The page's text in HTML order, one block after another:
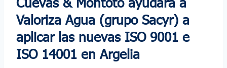
Valoriza Agua (grupo Sacyr) a
aplicar las nuevas ISO 9001 e
ISO 14001 en Argelia